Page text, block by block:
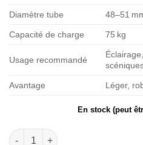
Diamètre tube 48–51
Capacité de charge 75 kg
Usage recommandé
Avantage Léger,
En stock (peut
quantité de AFX CLAMP LH2